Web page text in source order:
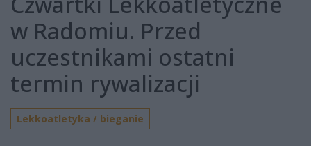
w Radomiu. Przed
uczestnikami ostatni
termin rywalizacji
Lekkoatletyka / bieganie